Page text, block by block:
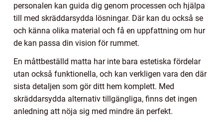
personalen kan guida dig genom processen och hjälpa
till med skräddarsydda lösningar. Där kan du också se
och känna olika material och få en uppfattning om hur
de kan passa din vision för rummet.
En måttbeställd matta har inte bara estetiska fördelar
utan också funktionella, och kan verkligen vara den där
sista detaljen som gör ditt hem komplett. Med
skräddarsydda alternativ tillgängliga, finns det ingen
anledning att nöja sig med mindre än perfekt.